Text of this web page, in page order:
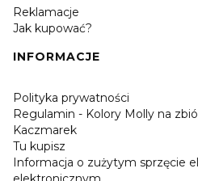
Reklamacje
Jak kupować?
INFORMACJE
Polityka prywatności
Regulamin - Kolory Molly na
Kaczmarek
Tu kupisz
Informacja o zużytym sprzęcie